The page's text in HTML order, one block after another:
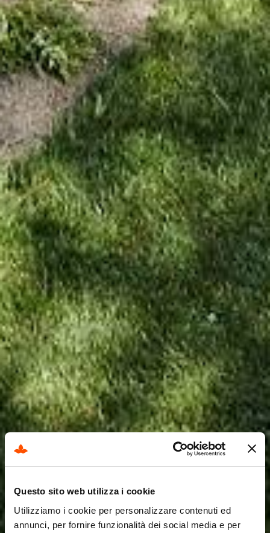
Questo sito web utilizza i cookie
Utilizziamo i cookie per personalizzare contenuti ed
annunci, per fornire funzionalità dei social media e per